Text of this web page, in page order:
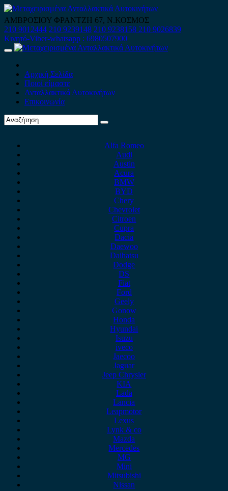
Skip
to
content
ΑΜΒΡΟΣΙΟΥ ΦΡΑΝΤΖΗ 67, Ν.ΚΟΣΜΟΣ
210 9012444 210 9239148 210 9238158 210 9026839
Κινητό-Viber-whatsapp : 6980507900
Primary
Αρχική Σελίδα
Ποιοί είμαστε
Ανταλλακτικά Αυτοκινήτων
Επικοινωνία
Alfa Romeo
Audi
Austin
Acura
BMW
BYD
Chery
Chevrolet
Citroen
Cupra
Dacia
Daewoo
Daihatsu
Dodge
DS
Fiat
Ford
Geely
Gonow
Honda
Hyundai
Isuzu
iveco
Jaecoo
Jaguar
Jeep Chrysler
KIA
Lada
Lancia
Leapmotor
Lexus
Lynk & co
Mazda
Mercedes
MG
Mini
Mitsubishi
Nissan